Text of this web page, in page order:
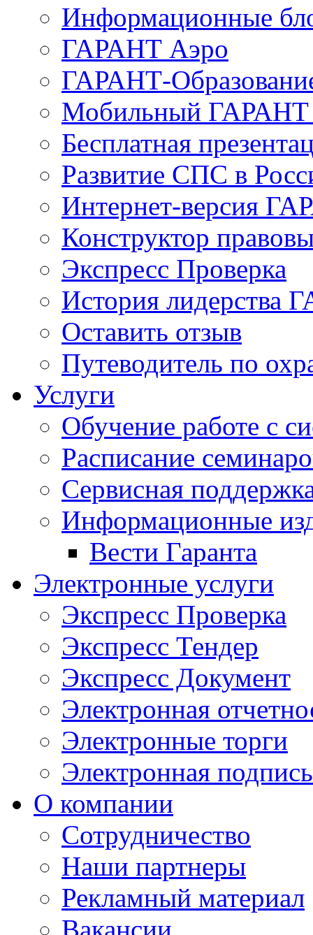
Информационные
ГАРАНТ Аэро
ГАРАНТ-
Мобильный ГАРАНТ
Бесплатная
Развитие СПС в
Интернет-версия
Конструктор
Экспресс Проверка
История лидерства
Оставить отзыв
Путеводитель по
Услуги
Обучение работе с
Расписание
Сервисная
Информационные
Вести Гаранта
Электронные услуги
Экспресс Проверка
Экспресс Тендер
Экспресс Документ
Электронная
Электронные торги
Электронная подпись
О компании
Сотрудничество
Наши партнеры
Рекламный материал